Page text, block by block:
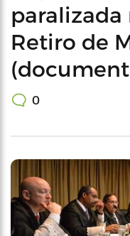
paralizada
Retiro de
0